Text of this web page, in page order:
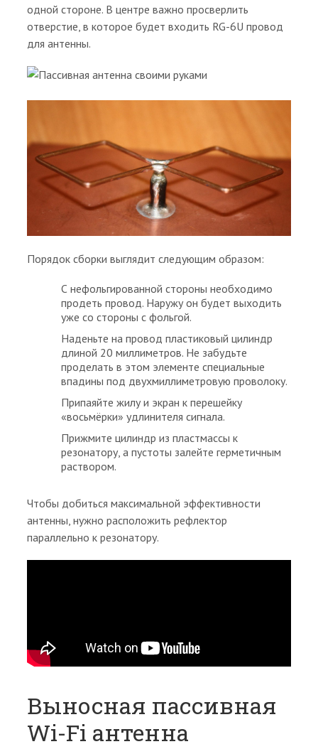
одной стороне. В центре важно просверлить
отверстие, в которое будет входить RG-6U провод
для антенны.
Порядок сборки выглядит следующим образом:
С нефольгированной стороны необходимо
продеть провод. Наружу он будет выходить
уже со стороны с фольгой.
Наденьте на провод пластиковый цилиндр
длиной 20 миллиметров. Не забудьте
проделать в этом элементе специальные
впадины под двухмиллиметровую проволоку.
Припаяйте жилу и экран к перешейку
«восьмёрки» удлинителя сигнала.
Прижмите цилиндр из пластмассы к
резонатору, а пустоты залейте герметичным
раствором.
Чтобы добиться максимальной эффективности
антенны, нужно расположить рефлектор
параллельно к резонатору.
Выносная пассивная
Wi-Fi антенна